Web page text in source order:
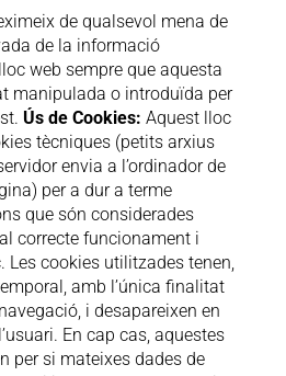
de qualsevol mena de
de la informació
web sempre que aquesta
manipulada o introduïda per
Ús de Cookies: Aquest lloc
tècniques (petits arxius
envia a l’ordinador de
per a dur a terme
que són considerades
correcte funcionament i
cookies utilitzades tenen,
amb l’única finalitat
i desapareixen en
En cap cas, aquestes
per si mateixes dades de